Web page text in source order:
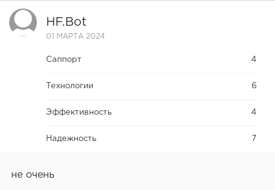
HF.bot
01 МАРТА 2024
Саппорт 4
Технологии 6
Эффективность 4
Надежность 7
не очень